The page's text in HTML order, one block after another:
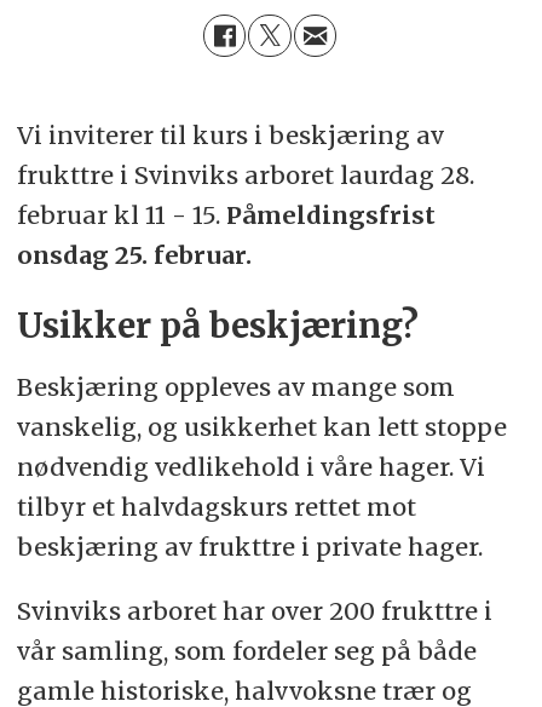
Vi inviterer til kurs i beskjæring av
frukttre i Svinviks arboret laurdag 28.
februar kl 11 - 15. Påmeldingsfrist
onsdag 25. februar.
Usikker på beskjæring?
Beskjæring oppleves av mange som
vanskelig, og usikkerhet kan lett stoppe
nødvendig vedlikehold i våre hager. Vi
tilbyr et halvdagskurs rettet mot
beskjæring av frukttre i private hager.
Svinviks arboret har over 200 frukttre i
vår samling, som fordeler seg på både
gamle historiske, halvvoksne trær og